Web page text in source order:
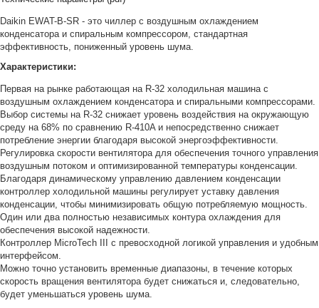
Химическая отрасль
Молочная пром...
Пиво
Соки и напитки
Масло
Сусла
Монтаж и настройка чиллера
Ремонт чиллеров
Лизинг оборудования
О нас
Контакты
Daikin EWAT-B-SR - это чиллер с воздушным охлаждением
конденсатора и спиральным компрессором, стандартная
эффективность, пониженный уровень шума.
Характеристики:
Первая на рынке работающая на R-32 холодильная машина с
воздушным охлаждением конденсатора и спиральными компрессорами.
Выбор системы на R-32 снижает уровень воздействия на окружающую
среду на 68% по сравнению R-410A и непосредственно снижает
потребление энергии благодаря высокой энергоэффективности.
Регулировка скорости вентилятора для обеспечения точного управления
воздушным потоком и оптимизированной температуры конденсации.
Благодаря динамическому управлению давлением конденсации
контроллер холодильной машины регулирует уставку давления
конденсации, чтобы минимизировать общую потребляемую мощность.
Один или два полностью независимых контура охлаждения для
обеспечения высокой надежности.
Контроллер MicroTech III с превосходной логикой управления и удобным
интерфейсом.
Можно точно установить временные диапазоны, в течение которых
скорость вращения вентилятора будет снижаться и, следовательно,
будет уменьшаться уровень шума.